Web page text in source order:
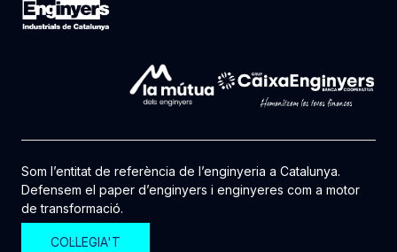
Som l’entitat de referència de l’enginyeria a Catalunya.
Defensem el paper d’enginyers i enginyeres com a motor
de transformació.
COL·LEGIA'T